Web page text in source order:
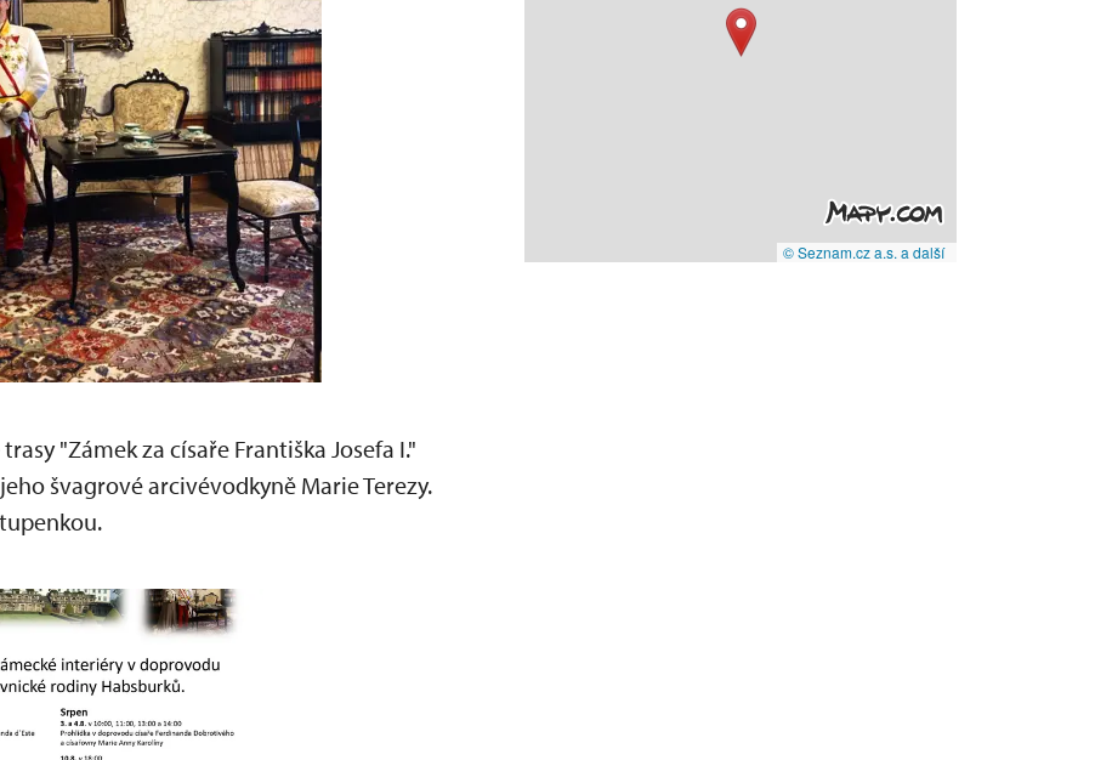
"Zámek za císaře Františka Josefa I."
švagrové arcivévodkyně Marie Terezy.
© Seznam.cz a.s. a další